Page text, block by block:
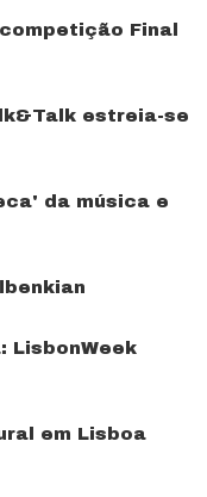
Final
estreia-se
da música e
LisbonWeek
em Lisboa